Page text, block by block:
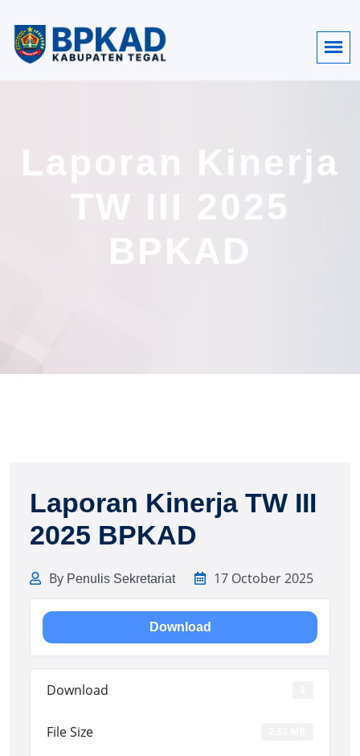
Laporan Kinerja
TW III 2025
BPKAD
Laporan Kinerja TW III
2025 BPKAD
By Penulis Sekretariat 17 October 2025
Download
Download
File Size